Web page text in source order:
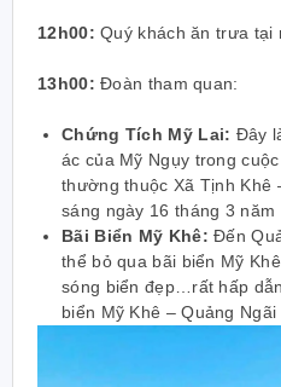
12h00:Quý khách ăn trưa tại
13h00:Đoàn tham quan:
Chứng Tích Mỹ Lai: Đây
ác của Mỹ Ngụy trong
thường thuộc Xã Tịnh Khê
sáng ngày 16 tháng 3 năm
Bãi Biển Mỹ Khê:Đến
thể bỏ qua bãi biển Mỹ
sóng biển đẹp…rất hấp
biển Mỹ Khê – Quảng Ngãi